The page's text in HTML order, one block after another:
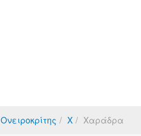
Ονειροκρίτης Χ Χαράδρα